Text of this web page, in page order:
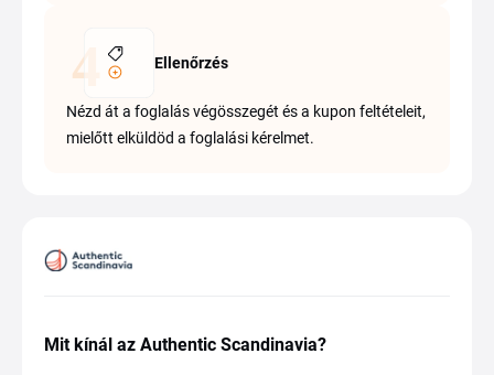
Ellenőrzés
Nézd át a foglalás végösszegét és a kupon feltételeit,
mielőtt elküldöd a foglalási kérelmet.
Mit kínál az Authentic Scandinavia?